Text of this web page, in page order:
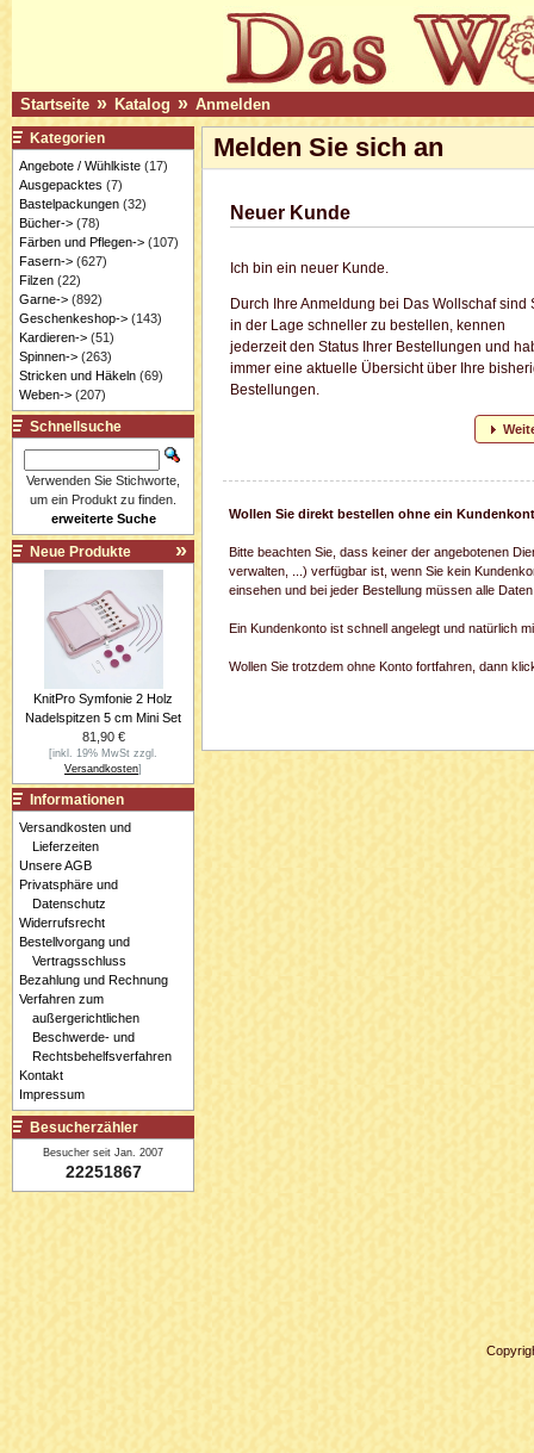
Startseite » Katalog » Anmelden
Melden Sie sich an
Neuer Kunde
Ich bin ein neuer Kunde.
Durch Ihre Anmeldung bei Das Wollschaf sind
in der Lage schneller zu bestellen, kennen
jederzeit den Status Ihrer Bestellungen und
immer eine aktuelle Übersicht über Ihre
Bestellungen.
Wollen Sie direkt bestellen ohne ein
Bitte beachten Sie, dass keiner der angebotenen
verwalten, ...) verfügbar ist, wenn Sie kein
einsehen und bei jeder Bestellung müssen alle
Ein Kundenkonto ist schnell angelegt und natürlich
Wollen Sie trotzdem ohne Konto fortfahren, dann
Kategorien
Angebote / Wühlkiste(17)
Ausgepacktes (7)
Bastelpackungen(32)
Bücher->(78)
Färben und Pflegen->(107)
Fasern->(627)
Filzen(22)
Garne->(892)
Geschenkeshop->(143)
Kardieren->(51)
Spinnen->(263)
Stricken und Häkeln(69)
Weben->(207)
Schnellsuche
Verwenden Sie Stichworte,
um ein Produkt zu finden.
erweiterte Suche
Neue Produkte
KnitPro Symfonie 2 Holz
Nadelspitzen 5 cm Mini Set
81,90 €
[inkl. 19% MwSt zzgl.
Versandkosten]
Informationen
Versandkosten und
Lieferzeiten
Unsere AGB
Privatsphäre und
Datenschutz
Widerrufsrecht
Bestellvorgang und
Vertragsschluss
Bezahlung und Rechnung
Verfahren zum
außergerichtlichen
Beschwerde- und
Rechtsbehelfsverfahren
Kontakt
Impressum
Besucherzähler
Besucher seit Jan. 2007
22251867